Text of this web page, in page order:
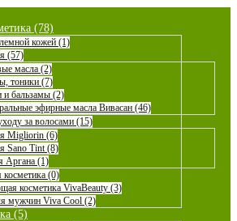
(78)
кожей (1)
(57)
масла (2)
тоники (7)
и бальзамы (2)
эфирные масла Вивасан (46)
за волосами (15)
Migliorin (6)
Sano Tint (8)
Аргана (1)
косметика (0)
косметика VivaBeauty (3)
мужчин Viva Cool (2)
(5)